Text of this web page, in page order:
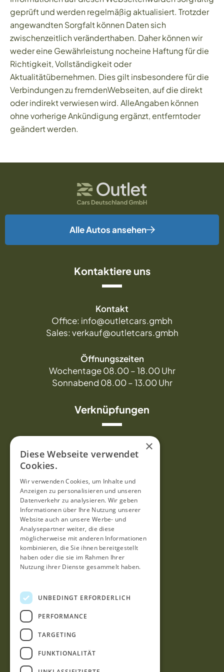
geprüft und werden regelmäßig aktualisiert. Trotzder
angewandten Sorgfalt können Daten sich
zwischenzeitlich veränderthaben. Daher können wir
weder eine Gewährleistung nocheine Haftung für die
Richtigkeit, Vollständigkeit oder
Aktualitätübernehmen. Dies gilt insbesondere für die
Verbindungen zu fremdenWebseiten, auf die direkt
oder indirekt verwiesen wird. AlleAngaben können
ohne vorherige Ankündigung ergänzt, entferntoder
geändert werden.
Alle Autos ansehen
Kontaktiere uns
Kontakt
Office: info@outletcars.gmbh
Sales: verkauf@outletcars.gmbh
Öffnungszeiten
Wochentage 08.00 – 18.00 Uhr
Sonnabend 08.00 – 13.00 Uhr
Verknüpfungen
Kontakt
FAQ
Hilfe
Datenschutzerklärung
Geschäftsbedingungen
×
Diese Webseite verwendet
Cookies.
Wir verwenden Cookies, um Inhalte und
Anzeigen zu personalisieren und unseren
Datenverkehr zu analysieren. Wir geben
Informationen über Ihre Nutzung unserer
Website auch an unsere Werbe- und
Analysepartner weiter, die diese
möglicherweise mit anderen Informationen
kombinieren, die Sie ihnen bereitgestellt
haben oder die sie im Rahmen Ihrer
Nutzung ihrer Dienste gesammelt haben.
UNBEDINGT ERFORDERLICH
PERFORMANCE
TARGETING
FUNKTIONALITÄT